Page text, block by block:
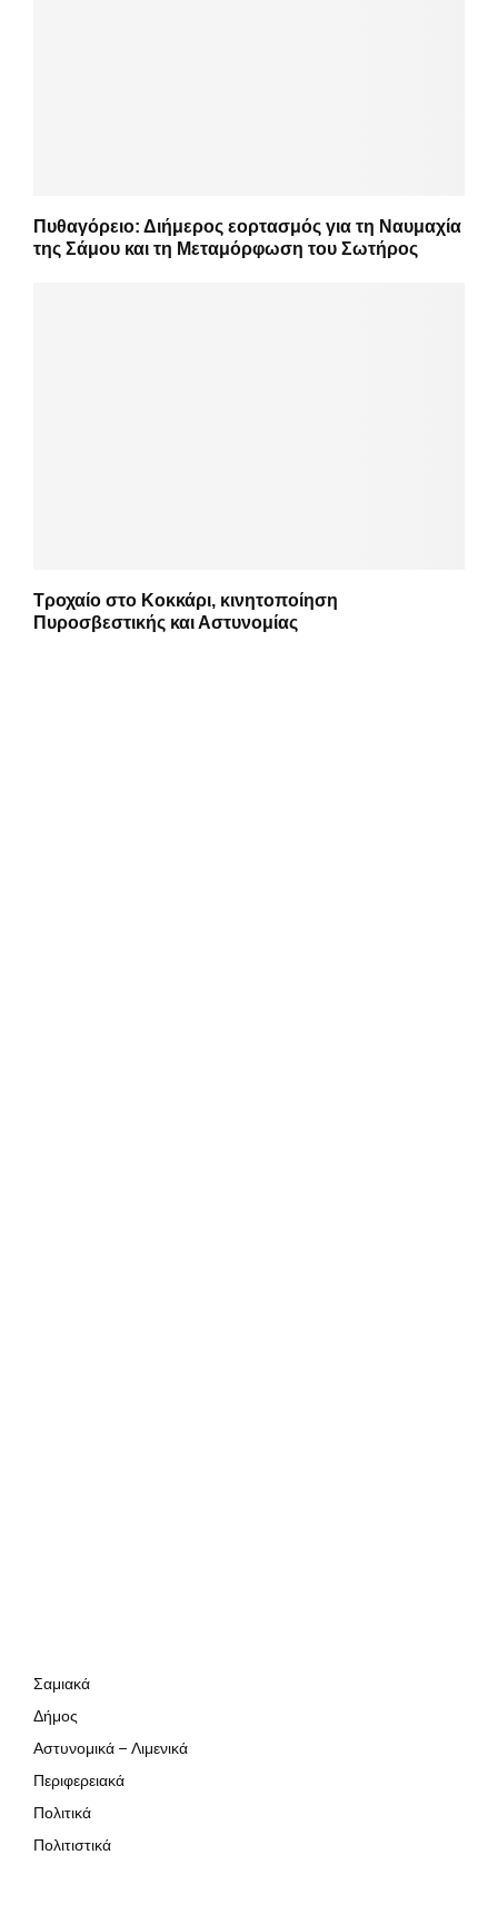
Πυθαγόρειο: Διήμερος εορτασμός για τη Ναυμαχία
της Σάμου και τη Μεταμόρφωση του Σωτήρος
Τροχαίο στο Κοκκάρι, κινητοποίηση
Πυροσβεστικής και Αστυνομίας
Σαμιακά
Δήμος
Αστυνομικά – Λιμενικά
Περιφερειακά
Πολιτικά
Πολιτιστικά